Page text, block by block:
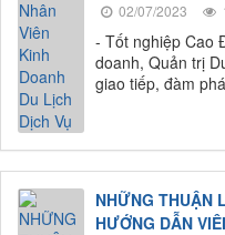
02/07/2023
- Tốt nghiệp Cao
doanh, Quản trị
giao tiếp, đàm
NHỮNG THUẬN
HƯỚNG DẪN